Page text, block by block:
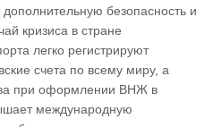
безопасность и
кризиса в стране
легко регистрируют
счета по всему миру, а
при оформлении ВНЖ в
международную